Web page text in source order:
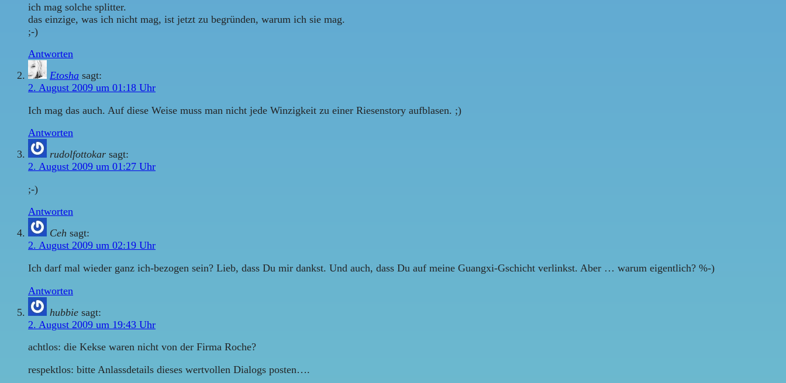
ich mag solche splitter.
das einzige, was ich nicht mag, ist jetzt zu begründen, warum ich sie mag.
;-)
Antworten
Etosha sagt:
2. August 2009 um 01:18 Uhr
Ich mag das auch. Auf diese Weise muss man nicht jede Winzigkeit zu einer Riesenstory aufblasen. ;)
Antworten
rudolfottokar sagt:
2. August 2009 um 01:27 Uhr
;-)
Antworten
Ceh sagt:
2. August 2009 um 02:19 Uhr
Ich darf mal wieder ganz ich-bezogen sein? Lieb, dass Du mir dankst. Und auch, dass Du auf meine Guangxi-Gschicht verlinkst. Aber … warum eigentlich? %-)
Antworten
hubbie sagt:
2. August 2009 um 19:43 Uhr
achtlos: die Kekse waren nicht von der Firma Roche?
respektlos: bitte Anlassdetails dieses wertvollen Dialogs posten….